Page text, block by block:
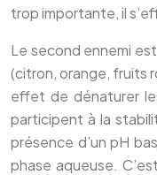
trop importante, il
Le second ennemi
(citron, orange, fruits
effet de dénaturer
participent à la
présence d’un pH
phase aqueuse.